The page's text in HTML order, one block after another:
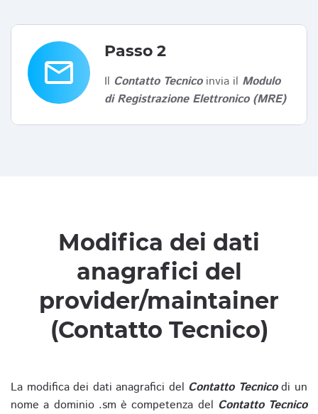
email
Passo 2
Il Contatto Tecnicoinvia il Modulo
di Registrazione Elettronico (MRE)
Modifica dei dati
anagrafici del
provider/maintainer
(Contatto Tecnico)
La modifica dei dati anagrafici del Contatto Tecnicodi un
nome a dominio .sm è competenza del Contatto Tecnico